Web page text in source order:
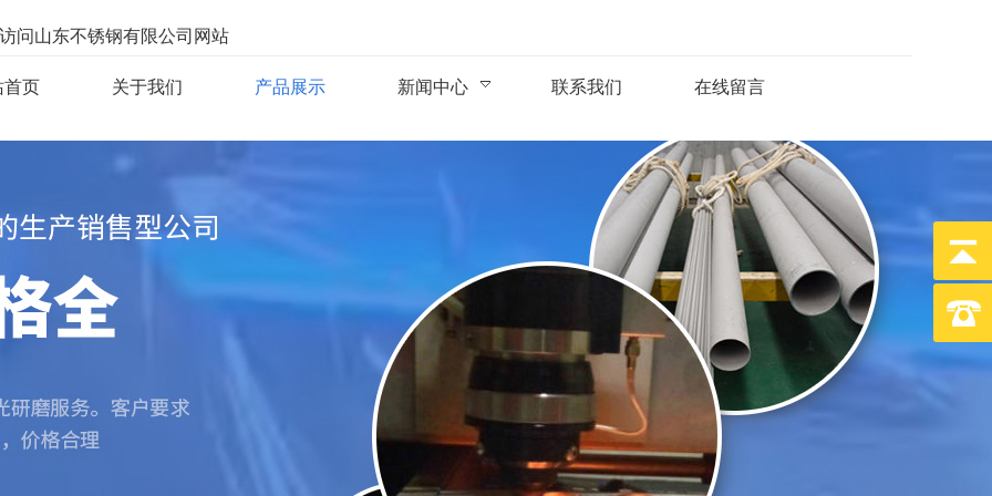
问山东不锈钢有限公司网站
首页 关于我们 产品展示 新闻中心 联系我们 在线留言